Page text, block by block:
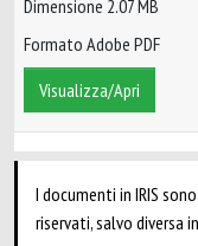
Dimensione 2.07 MB
Formato Adobe PDF
Visualizza/Apri
I documenti in IRIS
riservati, salvo diversa